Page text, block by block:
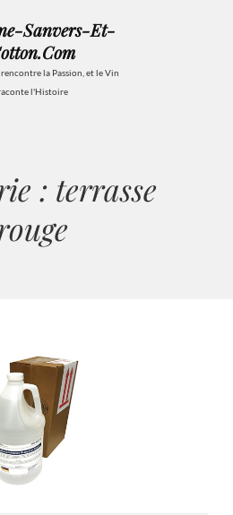
Sanvers-Et-
rencontre la Passion, et le Vin
l'Histoire
: terrasse